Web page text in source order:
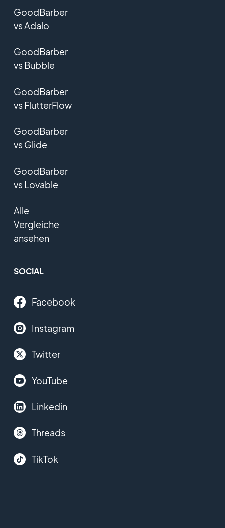
GoodBarber
vs Adalo
GoodBarber
vs Bubble
GoodBarber
vs FlutterFlow
GoodBarber
vs Glide
GoodBarber
vs Lovable
Alle
Vergleiche
ansehen
SOCIAL
Facebook
Instagram
Twitter
YouTube
Linkedin
Threads
TikTok